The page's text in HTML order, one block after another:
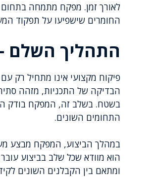
לאורך זמן. מפקח מתמחה בתחום
החומרים שישפיעו על תפקוד
התהליך השלם
פיקוח מקצועי אינו מתחיל רק
הבדיקה של התכניות, מזהה
בשטח. בשלב זה, המפקח בודק
התחומים השונים.
במהלך הביצוע, המפקח מבצע
הוא מוודא שכל שלב בביצוע
ומתאם בין הקבלנים השונים